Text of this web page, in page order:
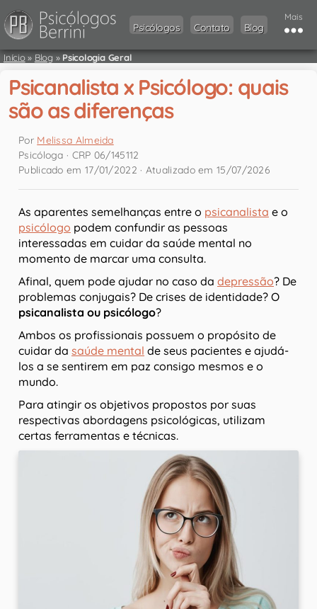
Psicólogos Contato Blog
Mais
Início» Blog» Psicologia Geral
Psicanalista x Psicólogo: quais
são as diferenças
Por Melissa Almeida
Psicóloga · CRP 06/145112
Publicado em 17/01/2022 · Atualizado em 15/07/2026
As aparentes semelhanças entre o psicanalista e o
psicólogo podem confundir as pessoas
interessadas em cuidar da saúde mental no
momento de marcar uma consulta.
Afinal, quem pode ajudar no caso da depressão? De
problemas conjugais? De crises de identidade? O
psicanalista ou psicólogo?
Ambos os profissionais possuem o propósito de
cuidar da saúde mental de seus pacientes e ajudá-
los a se sentirem em paz consigo mesmos e o
mundo.
Para atingir os objetivos propostos por suas
respectivas abordagens psicológicas, utilizam
certas ferramentas e técnicas.